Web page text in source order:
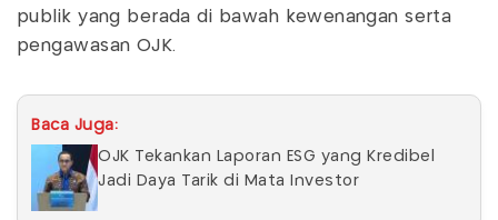
publik yang berada di bawah kewenangan serta
pengawasan OJK.
Baca Juga:
OJK Tekankan Laporan ESG yang Kredibel
Jadi Daya Tarik di Mata Investor